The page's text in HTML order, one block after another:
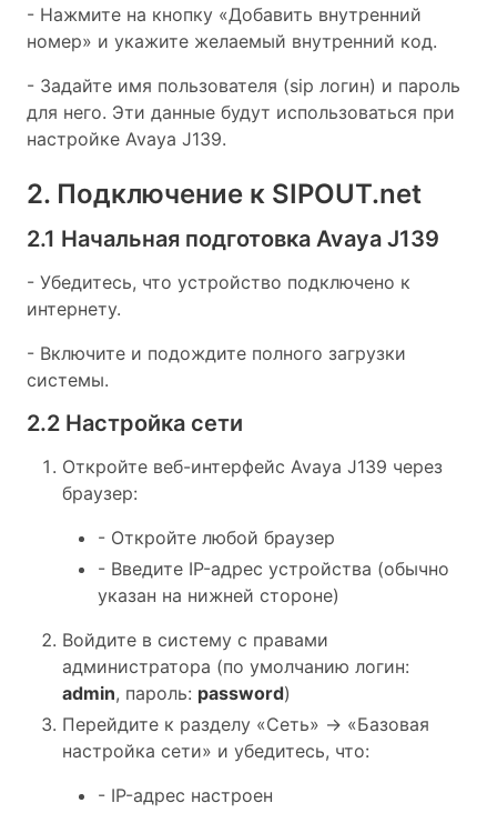
- Нажмите на кнопку «Добавить внутренний
номер» и укажите желаемый внутренний код.
- Задайте имя пользователя (sip логин) и пароль
для него. Эти данные будут использоваться при
настройке Avaya J139.
2. Подключение к SIPOUT.net
2.1 Начальная подготовка Avaya J139
- Убедитесь, что устройство подключено к
интернету.
- Включите и подождите полного загрузки
системы.
2.2 Настройка сети
Откройте веб-интерфейс Avaya J139 через
браузер:
- Откройте любой браузер
- Введите IP-адрес устройства (обычно
указан на нижней стороне)
Войдите в систему с правами
администратора (по умолчанию логин:
admin, пароль: password)
Перейдите к разделу «Сеть» -> «Базовая
настройка сети» и убедитесь, что:
- IP-адрес настроен